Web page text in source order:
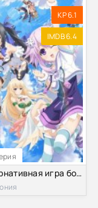
KP 6.1
IMDB 6.4
Альтернативная игра богов (2013)